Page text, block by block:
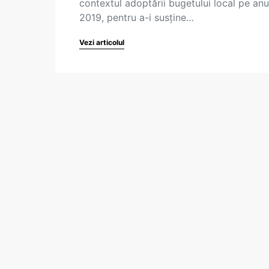
contextul adoptării bugetului local pe
2019, pentru a-i susține…
Vezi articolul